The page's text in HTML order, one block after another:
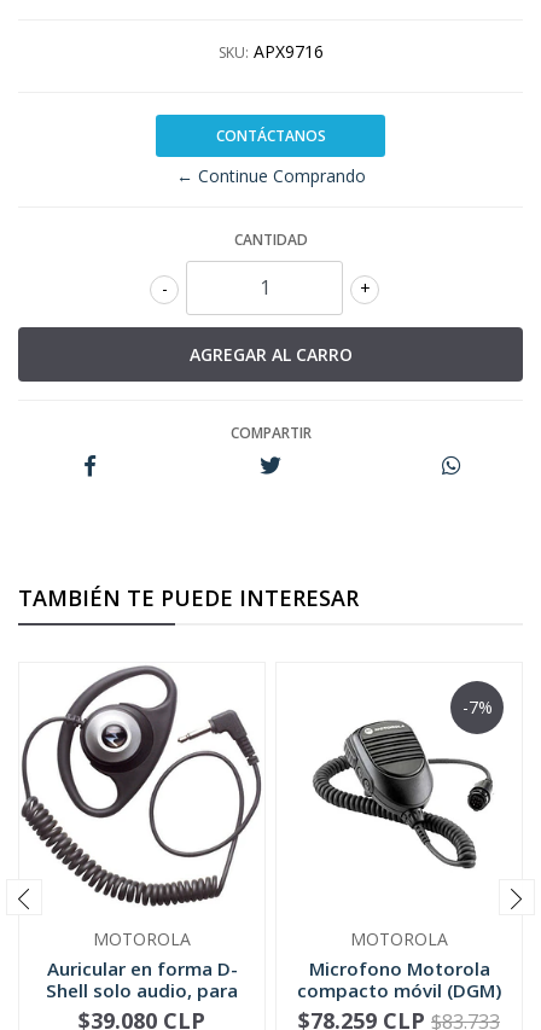
SKU: APX9716
CONTÁCTANOS
← Continue Comprando
CANTIDAD
+
-
COMPARTIR
TAMBIÉN TE PUEDE INTERESAR
MOTOROLA
Auricular en forma D-
Shell solo audio, para
mic...
$39.080 CLP
-7%
MOTOROLA
Microfono Motorola
compacto móvil (DGM)
RMN5052
$78.259 CLP $83.733